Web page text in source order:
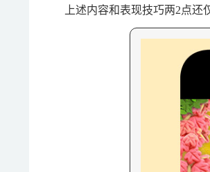
上述内容和表现技巧两2点还仅